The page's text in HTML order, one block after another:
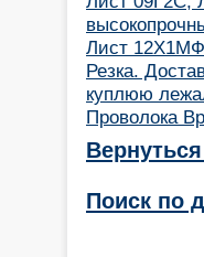
Лист
Резка.
куплюю
Проволока
Поиск по